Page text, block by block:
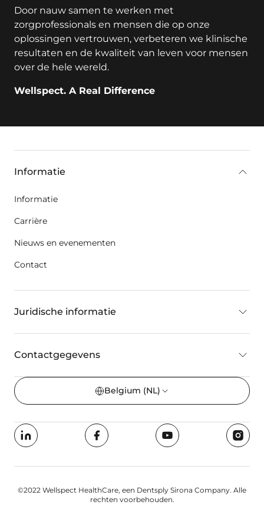
Door nauw samen te werken met
zorgprofessionals en mensen die op onze
oplossingen vertrouwen, verbeteren we klinische
resultaten en de kwaliteit van leven voor mensen
over de hele wereld.
Wellspect. A Real Difference
Informatie
Informatie
Carrière
Nieuws en evenementen
Contact
Juridische informatie
Contactgegevens
Belgium (NL)
©2022 Wellspect HealthCare, een Dentsply Sirona Company. Alle
rechten voorbehouden.